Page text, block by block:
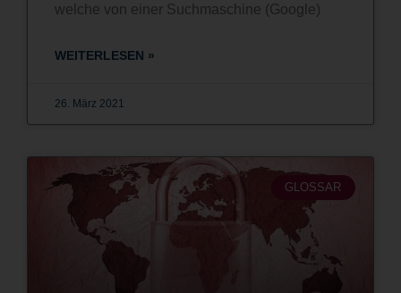
welche von einer Suchmaschine (Google)
WEITERLESEN »
26. März 2021
GLOSSAR